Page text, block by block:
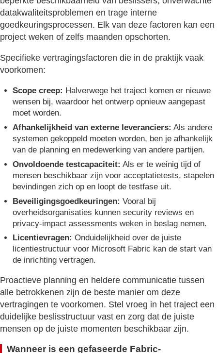
datakwaliteitsproblemen en trage interne
goedkeuringsprocessen. Elk van deze factoren kan een
project weken of zelfs maanden opschorten.
Specifieke vertragingsfactoren die in de praktijk vaak
voorkomen:
Scope creep: Halverwege het traject komen er nieuwe
wensen bij, waardoor het ontwerp opnieuw aangepast
moet worden.
Afhankelijkheid van externe leveranciers: Als andere
systemen gekoppeld moeten worden, ben je afhankelijk
van de planning en medewerking van andere partijen.
Onvoldoende testcapaciteit: Als er te weinig tijd of
mensen beschikbaar zijn voor acceptatietests, stapelen
bevindingen zich op en loopt de testfase uit.
Beveiligingsgoedkeuringen: Vooral bij
overheidsorganisaties kunnen security reviews en
privacy-impact assessments weken in beslag nemen.
Licentievragen: Onduidelijkheid over de juiste
licentiestructuur voor Microsoft Fabric kan de start van
de inrichting vertragen.
Proactieve planning en heldere communicatie tussen
alle betrokkenen zijn de beste manier om deze
vertragingen te voorkomen. Stel vroeg in het traject een
duidelijke beslisstructuur vast en zorg dat de juiste
mensen op de juiste momenten beschikbaar zijn.
Wanneer is een gefaseerde Fabric-